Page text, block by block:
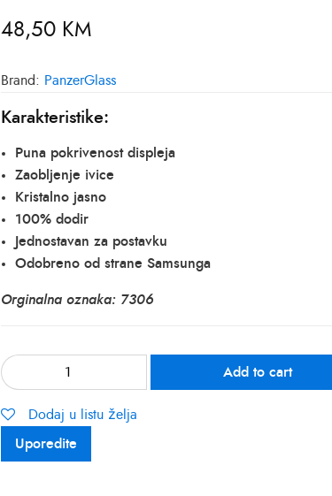
48,50 KM
Brand: PanzerGlass
Karakteristike:
Puna pokrivenost displeja
Zaobljenje ivice
Kristalno jasno
100% dodir
Jednostavan za postavku
Odobreno od strane Samsunga
Orginalna oznaka: 7306
Add to cart
Dodaj u listu želja
Uporedite